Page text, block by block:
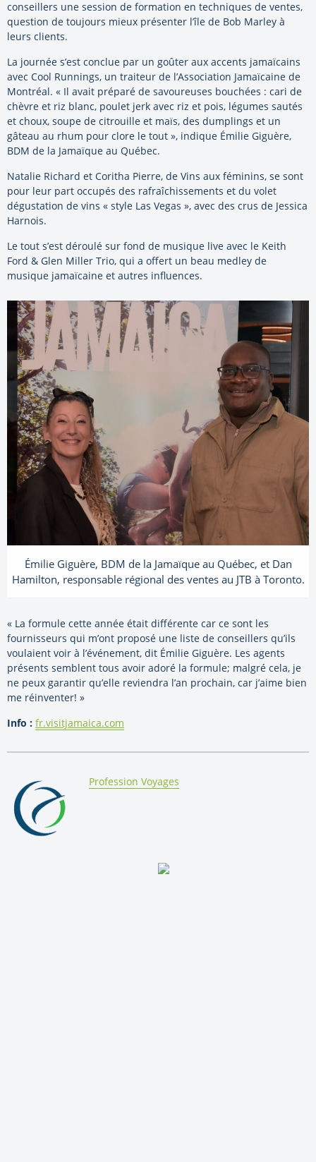
conseillers une session de formation en techniques de ventes,
question de toujours mieux présenter l’île de Bob Marley à
leurs clients.
La journée s’est conclue par un goûter aux accents jamaïcains
avec Cool Runnings, un traiteur de l’Association Jamaïcaine de
Montréal. « Il avait préparé de savoureuses bouchées : cari de
chèvre et riz blanc, poulet jerk avec riz et pois, légumes sautés
et choux, soupe de citrouille et maïs, des dumplings et un
gâteau au rhum pour clore le tout », indique Émilie Giguère,
BDM de la Jamaïque au Québec.
Natalie Richard et Coritha Pierre, de Vins aux féminins, se sont
pour leur part occupés des rafraîchissements et du volet
dégustation de vins « style Las Vegas », avec des crus de Jessica
Harnois.
Le tout s’est déroulé sur fond de musique live avec le Keith
Ford & Glen Miller Trio, qui a offert un beau medley de
musique jamaïcaine et autres influences.
Émilie Giguère, BDM de la Jamaïque au Québec, et Dan
Hamilton, responsable régional des ventes au JTB à Toronto.
« La formule cette année était différente car ce sont les
fournisseurs qui m’ont proposé une liste de conseillers qu’ils
voulaient voir à l’événement, dit Émilie Giguère. Les agents
présents semblent tous avoir adoré la formule; malgré cela, je
ne peux garantir qu’elle reviendra l’an prochain, car j’aime bien
me réinventer! »
Info : fr.visitjamaica.com
By:
Profession Voyages